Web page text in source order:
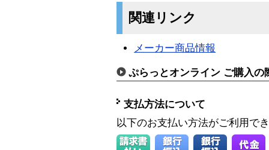
関連リンク
メーカー商品情報
ぷらっとオンライン ご購入の
支払方法について
以下のお支払い方法がご利用で